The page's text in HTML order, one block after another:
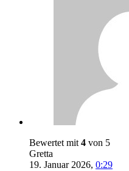
Bewertet mit 4 von 5
Gretta
19. Januar 2026, 0:29